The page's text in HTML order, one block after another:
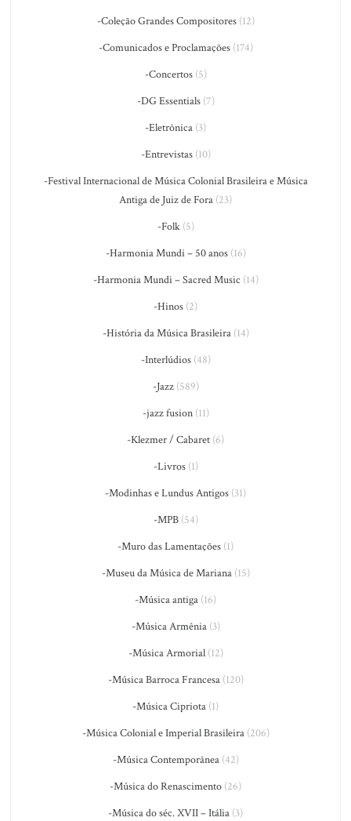
-Coleção Grandes Compositores(12)
-Comunicados e Proclamações(174)
-Concertos(5)
-DG Essentials(7)
-Eletrônica (3)
-Entrevistas(10)
-Festival Internacional de Música Colonial Brasileira e Música
Antiga de Juiz de Fora (23)
-Folk(5)
-Harmonia Mundi – 50 anos(16)
-Harmonia Mundi – Sacred Music (14)
-Hinos (2)
-História da Música Brasileira(14)
-Interlúdios(48)
-Jazz(589)
-jazz fusion(11)
-Klezmer / Cabaret (6)
-Livros(1)
-Modinhas e Lundus Antigos (31)
-MPB(54)
-Muro das Lamentações (1)
-Museu da Música de Mariana(15)
-Música antiga (16)
-Música Armênia(3)
-Música Armorial(12)
-Música Barroca Francesa(120)
-Música Cipriota (1)
-Música Colonial e Imperial Brasileira(206)
-Música Contemporânea(42)
-Música do Renascimento (26)
-Música do séc. XVII – Itália (3)